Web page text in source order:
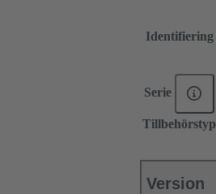
Identifiering
Serie
Tillbehörstyp
Version